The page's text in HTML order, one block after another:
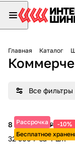
Главная Каталог
Все фильтры
Рассрочка
Бесплатное
8 225 ₽9 140 ₽ -10%
32 900 ₽ за 4 шт.